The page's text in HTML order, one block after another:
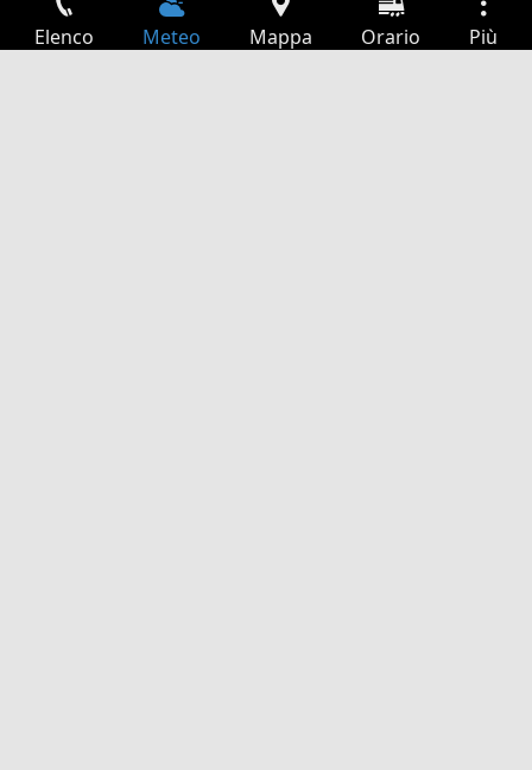
Elenco Meteo Mappa Orario Più